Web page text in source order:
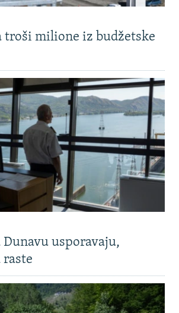
troši milione iz budžetske
Dunavu usporavaju,